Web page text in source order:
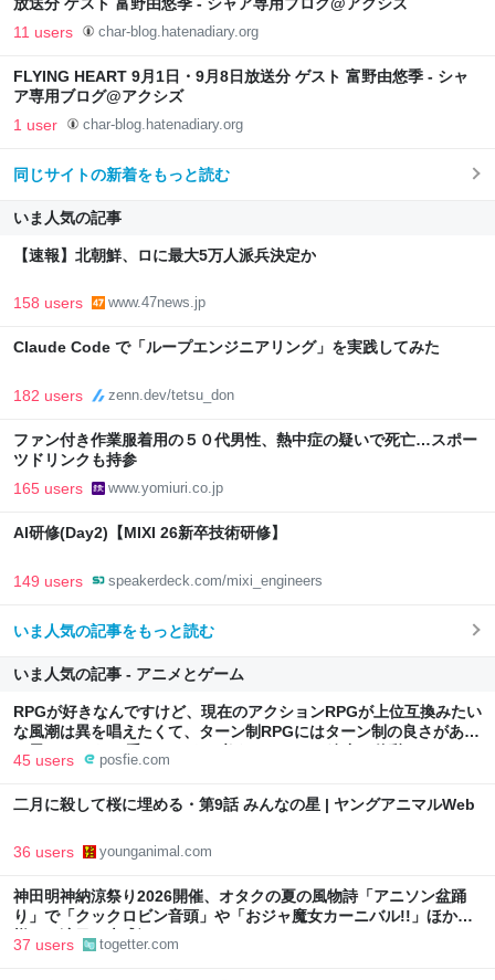
放送分 ゲスト 富野由悠季 - シャア専用ブログ@アクシズ
11 users char-blog.hatenadiary.org
FLYING HEART 9月1日・9月8日放送分 ゲスト 富野由悠季 - シャ
ア専用ブログ@アクシズ
1 user char-blog.hatenadiary.org
同じサイトの新着をもっと読む
いま人気の記事
【速報】北朝鮮、ロに最大5万人派兵決定か
158 users www.47news.jp
Claude Code で「ループエンジニアリング」を実践してみた
182 users zenn.dev/tetsu_don
ファン付き作業服着用の５０代男性、熱中症の疑いで死亡…スポー
ツドリンクも持参
165 users www.yomiuri.co.jp
AI研修(Day2)【MIXI 26新卒技術研修】
149 users speakerdeck.com/mixi_engineers
いま人気の記事をもっと読む
いま人気の記事 - アニメとゲーム
RPGが好きなんですけど、現在のアクションRPGが上位互換みたい
な風潮は異を唱えたくて、ターン制RPGにはターン制の良さがある
と思ってます 一手をじっくり考えられたり、途中で休憩したりでき
るのがターン制の良さじゃないですか もっとターン制を煮詰めて欲
(´・ω・｀)」
45 users posfie.com
二月に殺して桜に埋める・第9話 みんなの星 | ヤングアニマルWeb
36 users younganimal.com
神田明神納涼祭り2026開催、オタクの夏の風物詩「アニソン盆踊
り」で「クックロビン音頭」や「おジャ魔女カーニバル!!」ほか
様々な演目で大盛況
37 users togetter.com